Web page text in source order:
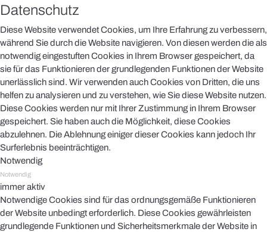
Datenschutz
Diese Website verwendet Cookies, um Ihre Erfahrung zu verbessern,
während Sie durch die Website navigieren. Von diesen werden die als
notwendig eingestuften Cookies in Ihrem Browser gespeichert, da
sie für das Funktionieren der grundlegenden Funktionen der Website
unerlässlich sind. Wir verwenden auch Cookies von Dritten, die uns
helfen zu analysieren und zu verstehen, wie Sie diese Website nutzen.
Diese Cookies werden nur mit Ihrer Zustimmung in Ihrem Browser
gespeichert. Sie haben auch die Möglichkeit, diese Cookies
abzulehnen. Die Ablehnung einiger dieser Cookies kann jedoch Ihr
Surferlebnis beeinträchtigen.
Notwendig
Notwendig
immer aktiv
Notwendige Cookies sind für das ordnungsgemäße Funktionieren
der Website unbedingt erforderlich. Diese Cookies gewährleisten
grundlegende Funktionen und Sicherheitsmerkmale der Website in